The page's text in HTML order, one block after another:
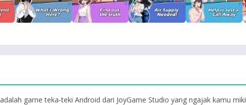
adalah game teka-teki Android dari JoyGame Studio yang ngajak kamu